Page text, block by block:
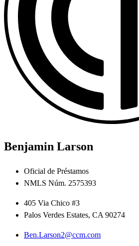
Benjamin Larson
Oficial de Préstamos
NMLS Núm. 2575393
405 Via Chico #3
Palos Verdes Estates, CA 90274
Ben.Larson2@ccm.com